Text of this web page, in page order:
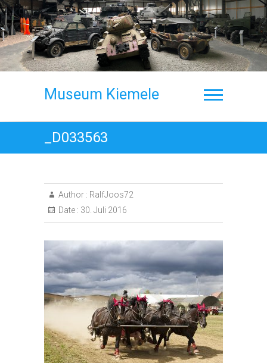
Skip
to
content
Museum Kiemele
_D033563
Author : RalfJoos72
Date : 30. Juli 2016